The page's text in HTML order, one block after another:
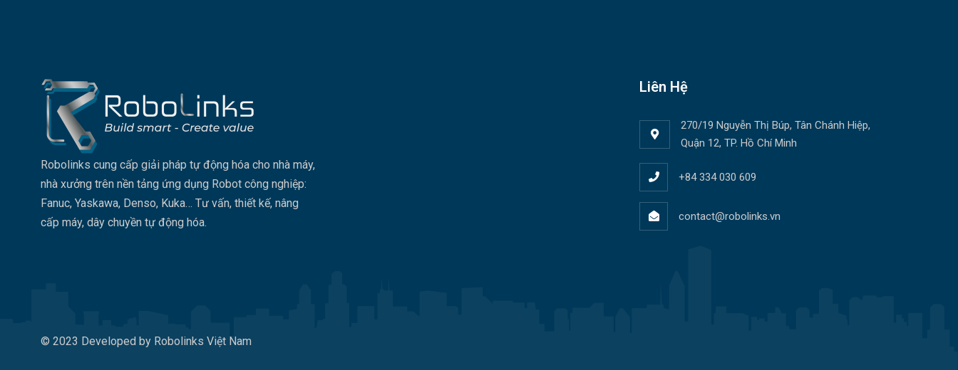
Robolinks cung cấp giải pháp tự động hóa cho nhà máy,
nhà xưởng trên nền tảng ứng dụng Robot công nghiệp:
Fanuc, Yaskawa, Denso, Kuka… Tư vấn, thiết kế, nâng
cấp máy, dây chuyền tự động hóa.
Liên Hệ
270/19 Nguyễn Thị Búp, Tân Chánh Hiệp,
Quận 12, TP. Hồ Chí Minh
+84 334 030 609
contact@robolinks.vn
© 2023 Developed by Robolinks Việt Nam